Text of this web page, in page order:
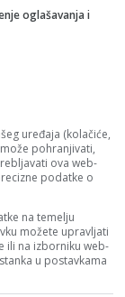
oglašavanja i
uređaja (kolačiće,
pohranjivati,
ova web-
podatke o
na temelju
možete upravljati
ili na izborniku web-
u postavkama